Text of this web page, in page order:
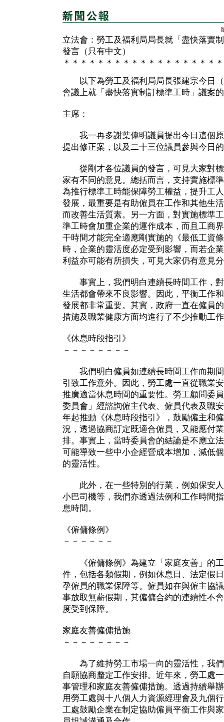
立法會：勞工及福利局局長就「盡快落實
發言（只有中文）
＊＊＊＊＊＊＊＊＊＊＊＊＊＊＊＊＊＊
以下為勞工及福利局局長張建宗今日（
會議上就「盡快落實制訂標準工時」議案
主席：
我一再多謝葉偉明議員提出今日這個原
提出修正案，以及二十三位議員參與今日
從剛才各位議員的發言，可見大家對標
家有不同的意見。總括而言，支持實施標
為推行標準工時能保障勞工權益，提升工
發展，最重要是有助僱員在工作和其他生
而改善生活質素。另一方面，對實施標準
準工時會加重企業的運作成本，而且工商
干時間才能完全適應剛實施的《最低工資
時，企業的靈活度必定受到影響，而若企
利益亦可能有所損失，可見大家仍有意見
事實上，我們明白連續長時間工作，對
生活都會帶來不良影響。因此，平衡工作
發展都非常重要。其實，政府一直在僱員
措施及職業健康方面均進行了不少推動工
《休息時段指引》
－－－－－－－－
我們明白僱員如連續長時間工作而期間
引致工作意外。因此，勞工處一直從職業
推廣適當休息時間的重要性。勞工顧問委
委員會」經諮詢僱主代表、僱員代表及職
年起推動《休息時段指引》，鼓勵僱主和
況，透過協商訂定既適合僱員，又能應付
排。事實上，當時委員會的結論是不應立
可能導致一些中小企經營成本增加，減低
的靈活性。
此外，在一些特別的行業，例如保安人
小巴司機等，我們亦透過法例和工作時間
息時間。
《僱傭條例》
－－－－－－
《僱傭條例》為建立「家庭友善」的工
件，包括各類假期，例如休息日、法定假
孕僱員的職業保障等。僱員如在與僱主協
事放取無薪假期，其僱傭合約的連續性不
度受到保障。
家庭友善僱傭措施
－－－－－－－－
為了維持勞工市場一向的靈活性，我們
自願協商釐定工作安排。近年來，勞工處
事管理和家庭友善僱傭措施。透過持續舉
用勞工處與十八個人力資源經理會及九個
工處鼓勵企業在制定協助僱員平衡工作與